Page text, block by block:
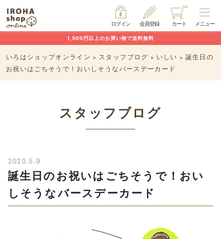
メニュー
カート
会員登録
ログイン
1,500円以上のお買い物で送料無料
いろはショップオンライン > スタッフブログ > いしい > 誕生日の
お祝いはごちそうで！おいしそうなバースデーカード
スタッフブログ
2020.5.9
誕生日のお祝いはごちそうで！おい
しそうなバースデーカード